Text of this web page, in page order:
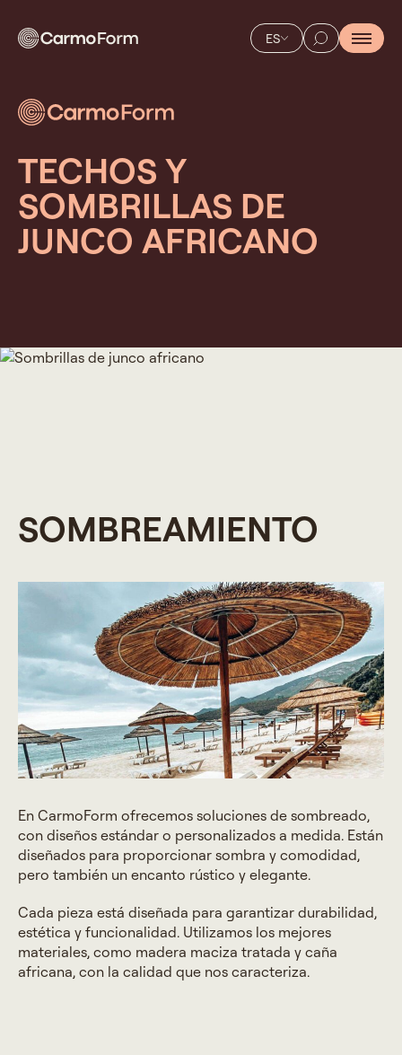
ES
TECHOS Y
SOMBRILLAS DE
JUNCO AFRICANO
SOMBREAMIENTO
En CarmoForm ofrecemos soluciones de sombreado,
con diseños estándar o personalizados a medida. Están
diseñados para proporcionar sombra y comodidad,
pero también un encanto rústico y elegante.
Cada pieza está diseñada para garantizar durabilidad,
estética y funcionalidad. Utilizamos los mejores
materiales, como madera maciza tratada y caña
africana, con la calidad que nos caracteriza.